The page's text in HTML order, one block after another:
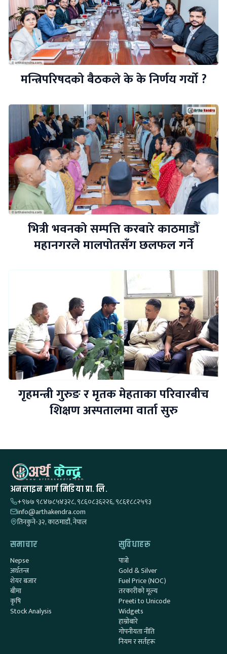
मन्त्रिपरिषदको बैठकले के के निर्णय गर्यो ?
भित्री भवनको सम्पत्ति करबारे काठमाडौँ
महानगरले मालपोतसँग छलफल गर्ने
गृहमन्त्री गुरुङ र मृतक मेहताका परिवारबीच
शिक्षण अस्पतालमा वार्ता सुरु
अनलाइन मार्ग मिडिया प्रा. लि.
+९७७ ९८४७८५४३२८, ९८६०८३६२२६, ९८६१८८२५९३
info@arthakendra.com
तिनकुने-३२, काठमाडौं, नेपाल
समाचार
Nepse
अर्थतन्त्र
शेयर बजार
बीमा
कृषि
Stock Analysis
सुविधाहरू
पात्रो
Gold & Silver
Fuel Price (NOC)
तरकारीको मूल्य
Preeti to Unicode
Widgets
हाम्रोबारे
गोपनीयता नीति
नियम र सर्तहरू